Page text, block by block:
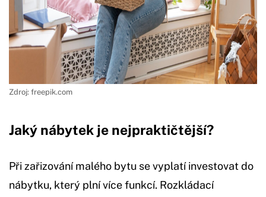
Zdroj: freepik.com
Jaký nábytek je nejpraktičtější?
Při zařizování malého bytu se vyplatí investovat do
nábytku, který plní více funkcí. Rozkládací